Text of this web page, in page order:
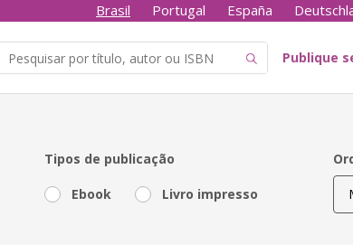
Brasil Portugal España
Publique
Tipos de publicação
Ebook Livro impresso